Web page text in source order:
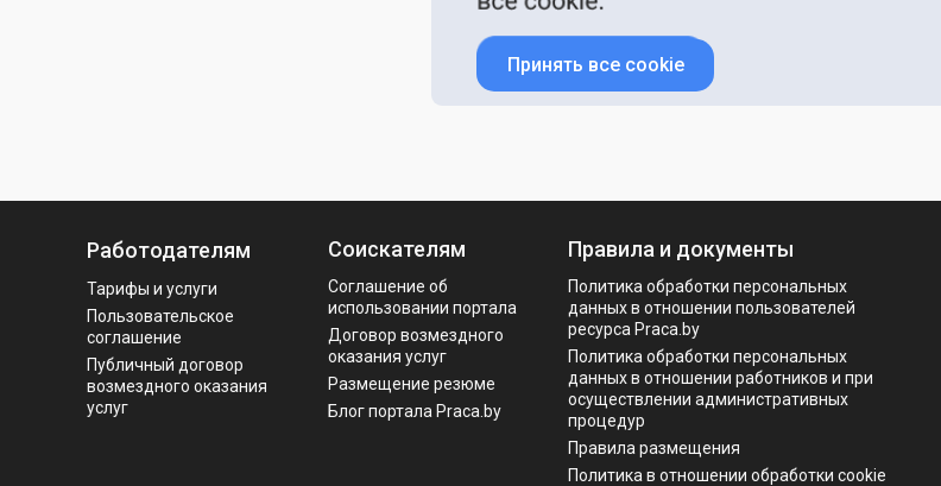
Принять все cookie
Работодателям
Тарифы и услуги
Пользовательское
соглашение
Публичный договор
возмездного оказания
услуг
Соискателям
Соглашение об
использовании портала
Договор возмездного
оказания услуг
Размещение резюме
Блог портала Praca.by
Правила и документы
Политика обработки персональных
данных в отношении пользователей
ресурса Praca.by
Политикa обработки персональных
данных в отношении работников и при
осуществлении административных
процедур
Правила размещения
Политика в отношении обработки cookie